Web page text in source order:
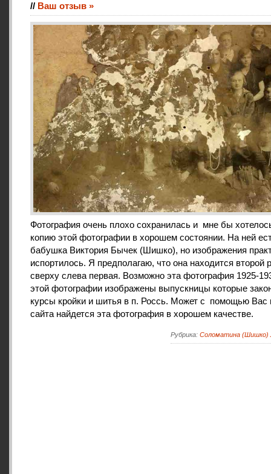
// Ваш отзыв »
Фотография очень плохо сохранилась и мне бы
копию этой фотографии в хорошем состоянии. На ней
бабушка Виктория Бычек (Шишко), но изображения
испортилось. Я предполагаю, что она находится второй
сверху слева первая. Возможно эта фотография 1925-
этой фотографии изображены выпускницы которые
курсы кройки и шитья в п. Россь. Может с помощью Вас
сайта найдется эта фотография в хорошем качестве.
Рубрика: Соломатина (Шишко)